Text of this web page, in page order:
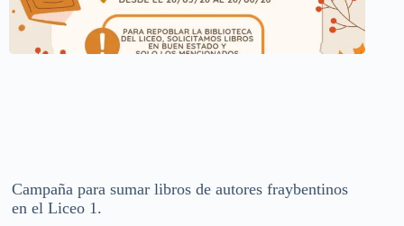
Campaña para sumar libros de autores fraybentinos
en el Liceo 1.